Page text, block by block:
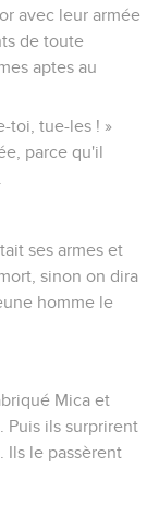
avec leur armée
de toute
aptes au
toi, tue-les ! »
parce qu'il
ses armes et
sinon on dira
homme le
Mica et
Puis ils surprirent
Ils le passèrent